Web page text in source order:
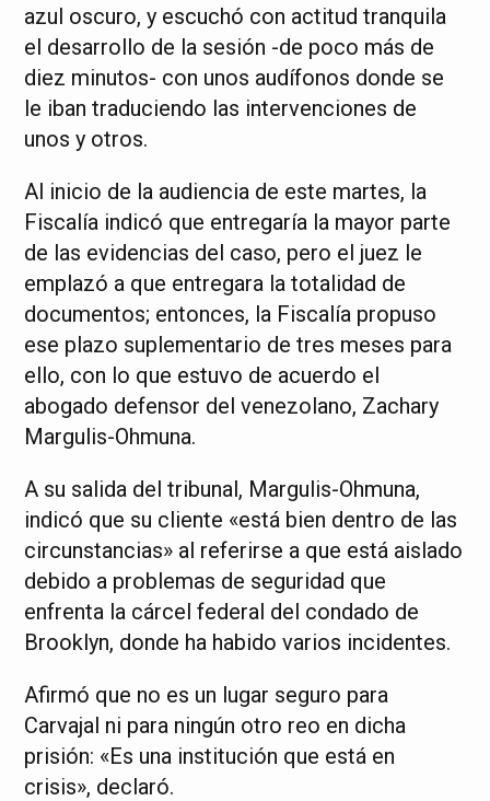
azul oscuro, y escuchó con actitud tranquila
el desarrollo de la sesión -de poco más de
diez minutos- con unos audífonos donde se
le iban traduciendo las intervenciones de
unos y otros.
Al inicio de la audiencia de este martes, la
Fiscalía indicó que entregaría la mayor parte
de las evidencias del caso, pero el juez le
emplazó a que entregara la totalidad de
documentos; entonces, la Fiscalía propuso
ese plazo suplementario de tres meses para
ello, con lo que estuvo de acuerdo el
abogado defensor del venezolano, Zachary
Margulis-Ohmuna.
A su salida del tribunal, Margulis-Ohmuna,
indicó que su cliente «está bien dentro de las
circunstancias» al referirse a que está aislado
debido a problemas de seguridad que
enfrenta la cárcel federal del condado de
Brooklyn, donde ha habido varios incidentes.
Afirmó que no es un lugar seguro para
Carvajal ni para ningún otro reo en dicha
prisión: «Es una institución que está en
crisis», declaró.